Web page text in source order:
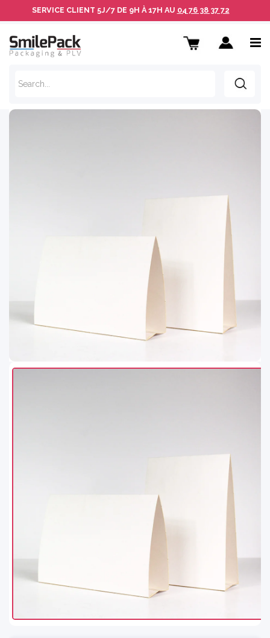
SERVICE CLIENT 5J/7 DE 9H À 17H AU 04 76 38 37 72